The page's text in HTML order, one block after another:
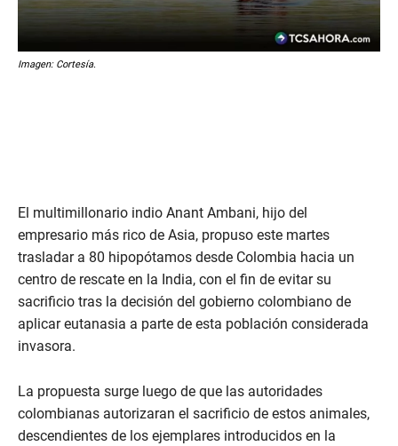
Imagen: Cortesía.
El multimillonario indio Anant Ambani, hijo del
empresario más rico de Asia, propuso este martes
trasladar a 80 hipopótamos desde Colombia hacia un
centro de rescate en la India, con el fin de evitar su
sacrificio tras la decisión del gobierno colombiano de
aplicar eutanasia a parte de esta población considerada
invasora.
La propuesta surge luego de que las autoridades
colombianas autorizaran el sacrificio de estos animales,
descendientes de los ejemplares introducidos en la